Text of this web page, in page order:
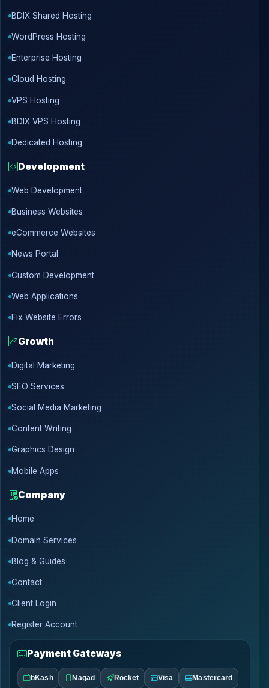
BDIX Shared Hosting
WordPress Hosting
Enterprise Hosting
Cloud Hosting
VPS Hosting
BDIX VPS Hosting
Dedicated Hosting
Development
Web Development
Business Websites
eCommerce Websites
News Portal
Custom Development
Web Applications
Fix Website Errors
Growth
Digital Marketing
SEO Services
Social Media Marketing
Content Writing
Graphics Design
Mobile Apps
Company
Home
Domain Services
Blog & Guides
Contact
Client Login
Register Account
Payment Gateways
bKash Nagad Rocket Visa Mastercard